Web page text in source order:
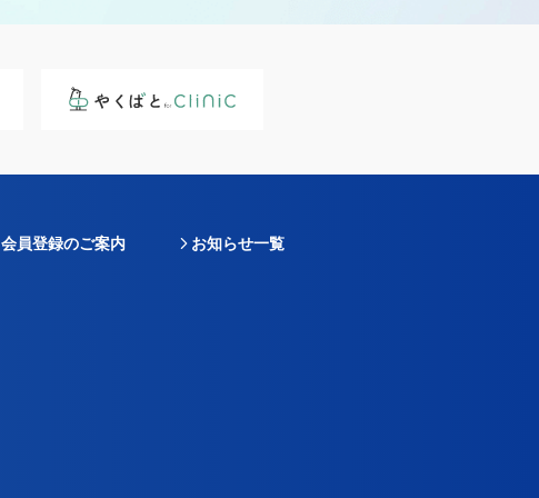
会員登録のご案内 お知らせ一覧